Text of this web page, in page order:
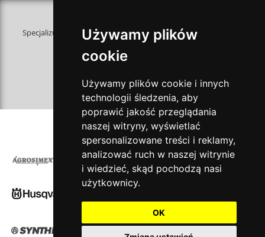
Używamy plików
cookie
Używamy plików cookie i innych
technologii śledzenia, aby
poprawić jakość przeglądania
naszej witryny, wyświetlać
spersonalizowane treści i reklamy,
analizować ruch w naszej witrynie
i wiedzieć, skąd pochodzą nasi
użytkownicy.
OK
Specjalizujemy się w przekładaniu celów biznesowych i aspiracji
naszych klientów
na język wizualny. Analizujemy, doradzamy
z naszymi klientami projekty zapadające
w pamięć.
NASI KLIENCI